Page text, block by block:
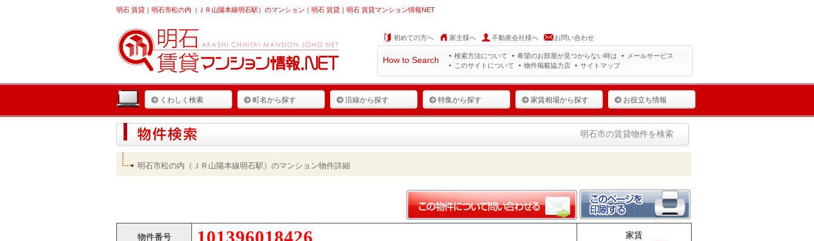
明石 賃貸 ｜明石市松の内（ＪＲ山陽本線明石駅）のマンション｜明石 賃貸｜明石 賃貸マンション情報NET
初めての方へ 家主様へ 不動産会社様へ お問い合わせ
How to Search 検索方法について 希望のお部屋が見つからない時は
メールサービス
このサイトについて
物件掲載協力店 サイトマップ
くわしく検索 町名から探す 沿線から探す 特集から探す 家賃相場から探す お役立ち情報
明石市の賃貸物件を検索
明石市松の内（ＪＲ山陽本線明石駅）のマンション物件詳細
物件番号 家賃